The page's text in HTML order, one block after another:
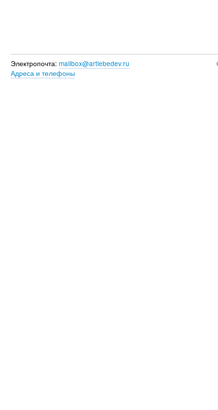
Электропочта: mailbox@artlebedev.ru
Адреса и телефоны